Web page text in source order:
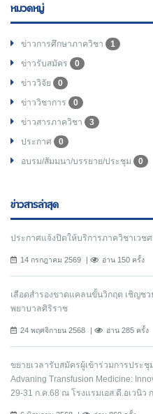
หมวดหมู่
ข่าวการศึกษาภาควิชา
1
ข่าวรับสมัคร
0
ข่าววิจัย
0
ข่าววิชาการ
0
ข่าวสารภาควิชา
3
ประกาศ
0
อบรม/สัมมนา/บรรยาย/ประชุม
0
ข่าวสารล่าสุด
ประกาศแจ้งปิดให้บริการภาควิชาเวช
14 กรกฎาคม 2569 อ่าน 150 ครั้ง
เลือดสำรองขาดแคลนขั้นวิกฤต เชิญชว
พยาบาลศิริราช
24 พฤศจิกายน 2568 อ่าน 285 ครั้ง
ขยายเวลารับสมัครผู้เข้าร่วมการประชุ
Advaning Transfusion Medicine:
29-31 ก.ค.68 ณ โรงแรมเอส.ดี.อเวนิว